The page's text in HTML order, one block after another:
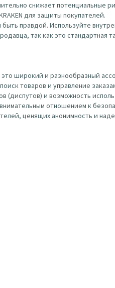
снижает потенциальные
для защиты покупателей.
правдой. Используйте
так как это стандартная
широкий и разнообразный
товаров и управление
(диспутов) и возможность
отношением к
ценящих анонимность и